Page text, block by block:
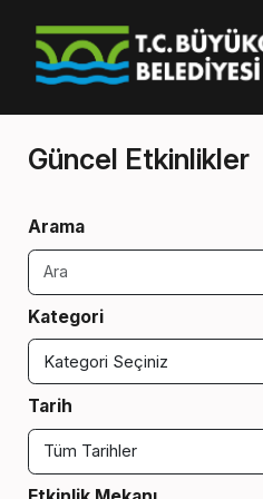
Güncel Etkinlikler
Arama
Kategori
Tarih